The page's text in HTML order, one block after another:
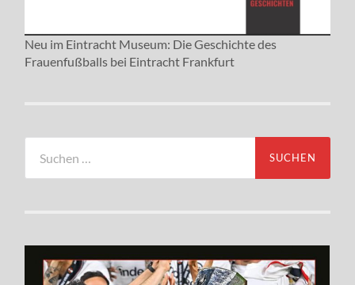
Neu im Eintracht Museum: Die Geschichte des
Frauenfußballs bei Eintracht Frankfurt
nach: